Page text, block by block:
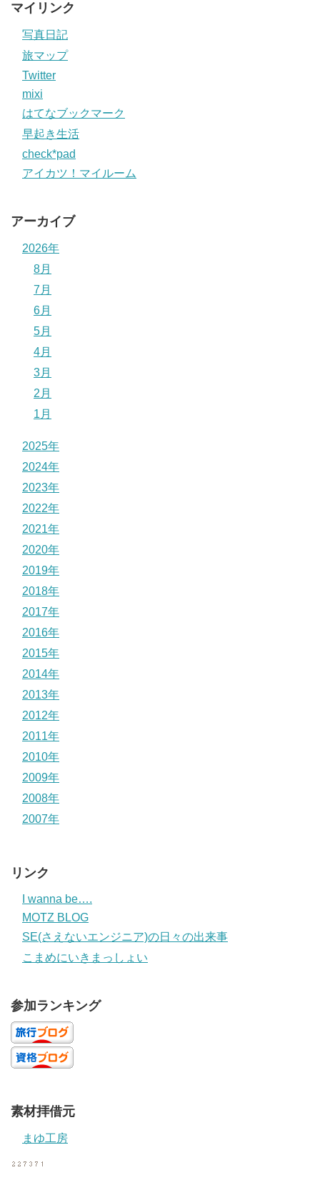
マイリンク
写真日記
旅マップ
Twitter
mixi
はてなブックマーク
早起き生活
check*pad
アイカツ！マイルーム
アーカイブ
2026年
8月
7月
6月
5月
4月
3月
2月
1月
2025年
2024年
2023年
2022年
2021年
2020年
2019年
2018年
2017年
2016年
2015年
2014年
2013年
2012年
2011年
2010年
2009年
2008年
2007年
リンク
I wanna be….
MOTZ BLOG
SE(さえないエンジニア)の日々の出来事
こまめにいきまっしょい
参加ランキング
素材拝借元
まゆ工房